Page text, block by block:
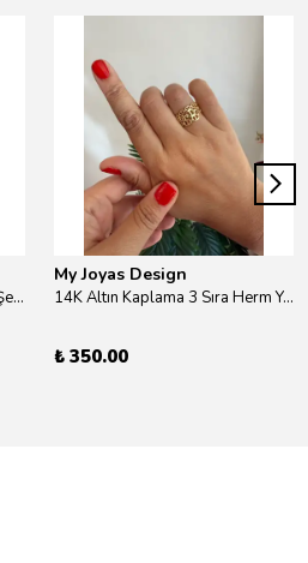
14K Altın Kaplama 21 Sedefli Şekiller Kolye 46cm
My Joyas Design
14K Altın Kaplama 3 Sıra Herm Yüzük Gold
₺ 350.00